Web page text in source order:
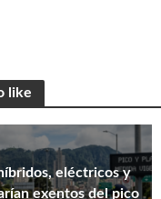
like
eléctricos y
exentos del pico